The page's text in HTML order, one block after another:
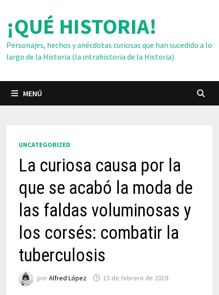
contenido
¡QUÉ HISTORIA!
Personajes, hechos y anécdotas curiosas que han sucedido a lo
largo de la Historia (la intrahistoria de la Historia)
MENÚ
UNCATEGORIZED
La curiosa causa por la
que se acabó la moda de
las faldas voluminosas y
los corsés: combatir la
tuberculosis
porAlfred López 15 de febrero de 2019